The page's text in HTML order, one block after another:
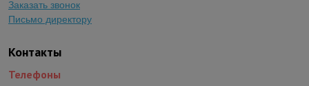
Контакты
Телефоны
Заказать звонок
Письмо директору